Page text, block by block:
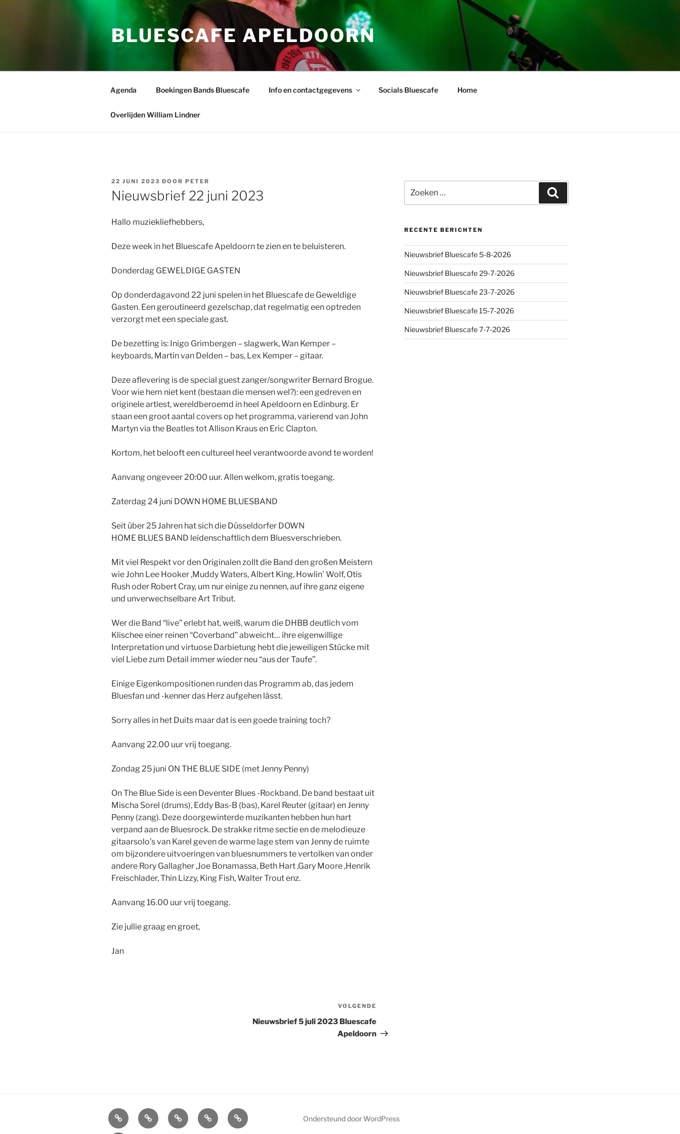
BLUESCAFE APELDOORN
Agenda Boekingen Bands Bluescafe Info en contactgegevens Socials Bluescafe Home
Overlijden William Lindner
GEPLAATST
OP
22 JUNI 2023 DOOR PETER
Nieuwsbrief 22 juni 2023
Hallo muziekliefhebbers,
Deze week in het Bluescafe Apeldoorn te zien en te beluisteren.
Donderdag GEWELDIGE GASTEN
Op donderdagavond 22 juni spelen in het Bluescafe de Geweldige
Gasten. Een geroutineerd gezelschap, dat regelmatig een optreden
verzorgt met een speciale gast.
De bezetting is: Inigo Grimbergen – slagwerk, Wan Kemper –
keyboards, Martin van Delden – bas, Lex Kemper – gitaar.
Deze aflevering is de special guest zanger/songwriter Bernard Brogue.
Voor wie hem niet kent (bestaan die mensen wel?): een gedreven en
originele artiest, wereldberoemd in heel Apeldoorn en Edinburg. Er
staan een groot aantal covers op het programma, varierend van John
Martyn via the Beatles tot Allison Kraus en Eric Clapton.
Kortom, het belooft een cultureel heel verantwoorde avond te worden!
Aanvang ongeveer 20:00 uur. Allen welkom, gratis toegang.
Zaterdag 24 juni DOWN HOME BLUESBAND
Seit über 25 Jahren hat sich die Düsseldorfer DOWN
HOME BLUES BAND leidenschaftlich dem Bluesverschrieben.
Mit viel Respekt vor den Originalen zollt die Band den großen Meistern
wie John Lee Hooker ,Muddy Waters, Albert King, Howlin’ Wolf, Otis
Rush oder Robert Cray, um nur einige zu nennen, auf ihre ganz eigene
und unverwechselbare Art Tribut.
Wer die Band “live” erlebt hat, weiß, warum die DHBB deutlich vom
Klischee einer reinen “Coverband” abweicht… ihre eigenwillige
Interpretation und virtuose Darbietung hebt die jeweiligen Stücke mit
viel Liebe zum Detail immer wieder neu “aus der Taufe”.
Einige Eigenkompositionen runden das Programm ab, das jedem
Bluesfan und -kenner das Herz aufgehen lässt.
Sorry alles in het Duits maar dat is een goede training toch?
Aanvang 22.00 uur vrij toegang.
Zondag 25 juni ON THE BLUE SIDE (met Jenny Penny)
On The Blue Side is een Deventer Blues -Rockband. De band bestaat uit
Mischa Sorel (drums), Eddy Bas-B (bas), Karel Reuter (gitaar) en Jenny
Penny (zang). Deze doorgewinterde muzikanten hebben hun hart
verpand aan de Bluesrock. De strakke ritme sectie en de melodieuze
gitaarsolo’s van Karel geven de warme lage stem van Jenny de ruimte
om bijzondere uitvoeringen van bluesnummers te vertolken van onder
andere Rory Gallagher ,Joe Bonamassa, Beth Hart ,Gary Moore ,Henrik
Freischlader, Thin Lizzy, King Fish, Walter Trout enz.
Aanvang 16.00 uur vrij toegang.
Zie jullie graag en groet,
Jan
bericht
VOLGENDE
Nieuwsbrief 5 juli 2023 Bluescafe
Apeldoorn
naar:
RECENTE BERICHTEN
Nieuwsbrief Bluescafe 5-8-2026
Nieuwsbrief Bluescafe 29-7-2026
Nieuwsbrief Bluescafe 23-7-2026
Nieuwsbrief Bluescafe 15-7-2026
Nieuwsbrief Bluescafe 7-7-2026
Agenda Boekingen
Bands
Info
en
Socials
Bluescafe
Home Ondersteund door WordPress